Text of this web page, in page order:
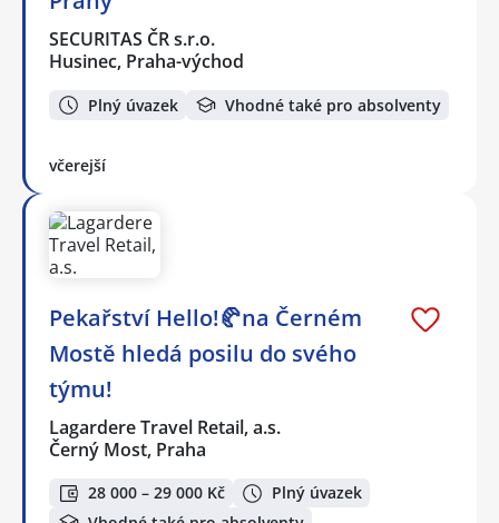
SECURITAS ČR s.r.o.
Husinec, Praha-východ
Plný úvazek Vhodné také pro absolventy
včerejší
Pekařství Hello!🥐na Černém
Mostě hledá posilu do svého
týmu!
Lagardere Travel Retail, a.s.
Černý Most, Praha
28 000 – 29 000 Kč
Plný úvazek